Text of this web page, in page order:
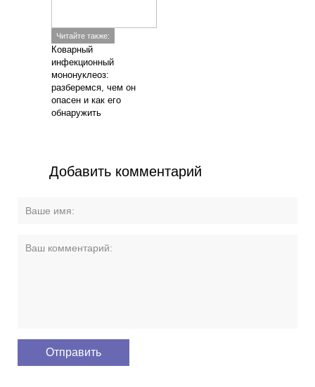
Читайте также:
Коварный
инфекционный
мононуклеоз:
разберемся, чем он
опасен и как его
обнаружить
Добавить комментарий